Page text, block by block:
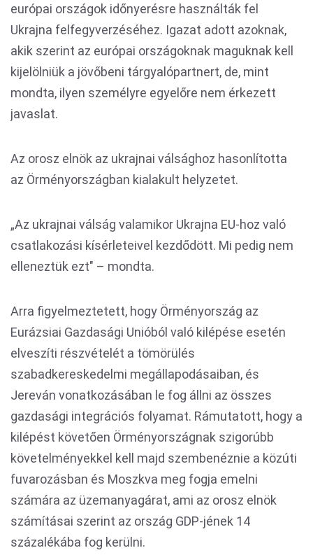
európai országok időnyerésre használták fel
Ukrajna felfegyverzéséhez. Igazat adott azoknak,
akik szerint az európai országoknak maguknak kell
kijelölniük a jövőbeni tárgyalópartnert, de, mint
mondta, ilyen személyre egyelőre nem érkezett
javaslat.
Az orosz elnök az ukrajnai válsághoz hasonlította
az Örményországban kialakult helyzetet.
„Az ukrajnai válság valamikor Ukrajna EU-hoz való
csatlakozási kísérleteivel kezdődött. Mi pedig nem
elleneztük ezt" – mondta.
Arra figyelmeztetett, hogy Örményország az
Eurázsiai Gazdasági Unióból való kilépése esetén
elveszíti részvételét a tömörülés
szabadkereskedelmi megállapodásaiban, és
Jereván vonatkozásában le fog állni az összes
gazdasági integrációs folyamat. Rámutatott, hogy a
kilépést követően Örményországnak szigorúbb
követelményekkel kell majd szembenéznie a közúti
fuvarozásban és Moszkva meg fogja emelni
számára az üzemanyagárat, ami az orosz elnök
számításai szerint az ország GDP-jének 14
százalékába fog kerülni.